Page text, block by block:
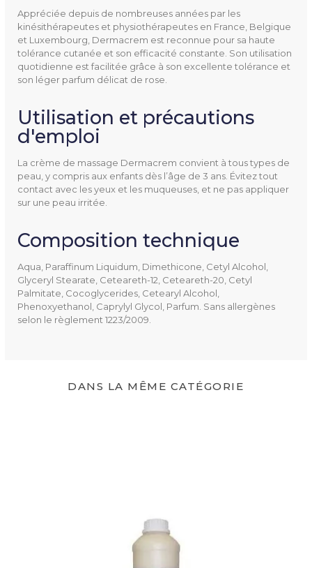
Appréciée depuis de nombreuses années par les
kinésithérapeutes et physiothérapeutes en France, Belgique
et Luxembourg, Dermacrem est reconnue pour sa haute
tolérance cutanée et son efficacité constante. Son utilisation
quotidienne est facilitée grâce à son excellente tolérance et
son léger parfum délicat de rose.
Utilisation et précautions
d'emploi
La crème de massage Dermacrem convient à tous types de
peau, y compris aux enfants dès l’âge de 3 ans. Évitez tout
contact avec les yeux et les muqueuses, et ne pas appliquer
sur une peau irritée.
Composition technique
Aqua, Paraffinum Liquidum, Dimethicone, Cetyl Alcohol,
Glyceryl Stearate, Ceteareth-12, Ceteareth-20, Cetyl
Palmitate, Cocoglycerides, Cetearyl Alcohol,
Phenoxyethanol, Caprylyl Glycol, Parfum. Sans allergènes
selon le règlement 1223/2009.
DANS LA MÊME CATÉGORIE